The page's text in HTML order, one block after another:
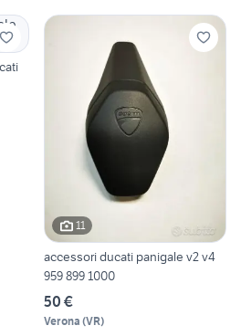
11
accessori ducati panigale v2 v4
959 899 1000
50 €
Verona (VR)